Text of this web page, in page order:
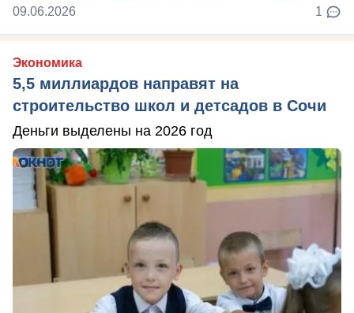
09.06.2026 1
Экономика
5,5 миллиардов направят на
строительство школ и детсадов в Сочи
Деньги выделены на 2026 год